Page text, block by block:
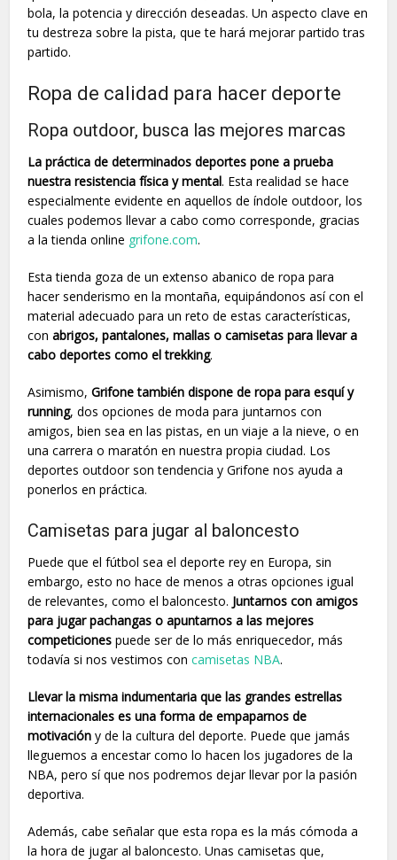
bola, la potencia y dirección deseadas. Un aspecto clave en
tu destreza sobre la pista, que te hará mejorar partido tras
partido.
Ropa de calidad para hacer deporte
Ropa outdoor, busca las mejores marcas
La práctica de determinados deportes pone a prueba
nuestra resistencia física y mental. Esta realidad se hace
especialmente evidente en aquellos de índole outdoor, los
cuales podemos llevar a cabo como corresponde, gracias
a la tienda online grifone.com.
Esta tienda goza de un extenso abanico de ropa para
hacer senderismo en la montaña, equipándonos así con el
material adecuado para un reto de estas características,
conabrigos, pantalones, mallas o camisetas para llevar a
cabo deportes como el trekking.
Asimismo,Grifone también dispone de ropa para esquí y
running, dos opciones de moda para juntarnos con
amigos, bien sea en las pistas, en un viaje a la nieve, o en
una carrera o maratón en nuestra propia ciudad. Los
deportes outdoor son tendencia y Grifone nos ayuda a
ponerlos en práctica.
Camisetas para jugar al baloncesto
Puede que el fútbol sea el deporte rey en Europa, sin
embargo, esto no hace de menos a otras opciones igual
de relevantes, como el baloncesto. Juntarnos con amigos
para jugar pachangas o apuntarnos a las mejores
competiciones puede ser de lo más enriquecedor, más
todavía si nos vestimos concamisetas NBA.
Llevar la misma indumentaria que las grandes estrellas
internacionales es una forma de empaparnos de
motivación y de la cultura del deporte. Puede que jamás
lleguemos a encestar como lo hacen los jugadores de la
NBA, pero sí que nos podremos dejar llevar por la pasión
deportiva.
Además, cabe señalar que esta ropa es la más cómoda a
la hora de jugar al baloncesto. Unas camisetas que,